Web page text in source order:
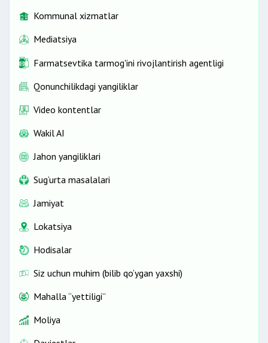
Kommunal xizmatlar
Mediatsiya
Farmatsevtika tarmog'ini rivojlantirish agentligi
Qonunchilikdagi yangiliklar
Video kontentlar
Wakil AI
Jahon yangiliklari
Sug‘urta masalalari
Jamiyat
Lokatsiya
Hodisalar
Siz uchun muhim (bilib qo‘ygan yaxshi)
Mahalla “yettiligi”
Moliya